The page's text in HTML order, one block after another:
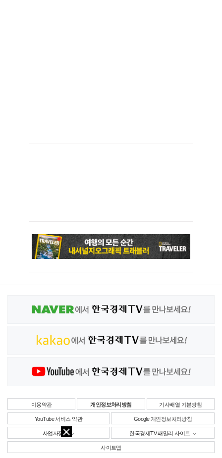
이용약관 개인정보처리방침 기사배열 기본방침
YouTube 서비스 약관 Google 개인정보처리방침
사업자정보 한국경제TV 패밀리 사이트
사이트맵